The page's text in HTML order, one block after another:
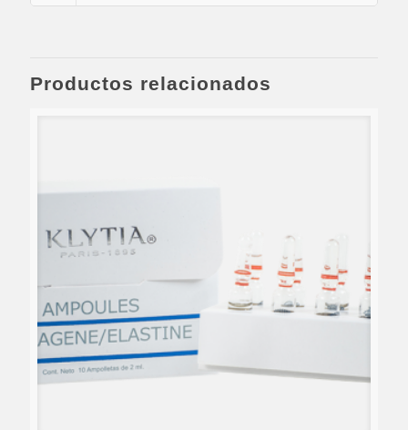
Productos relacionados